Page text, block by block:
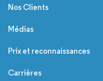
Nos Clients
Médias
Prix et reconnaissances
Carrières